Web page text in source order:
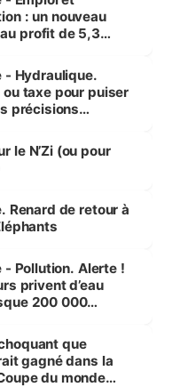
: un nouveau
profit de 5,3
- Hydraulique.
taxe pour puiser
précisions
le N’Zi (ou pour
Renard de retour à
- Pollution. Alerte !
privent d’eau
200 000
que
gagné dans la
du monde